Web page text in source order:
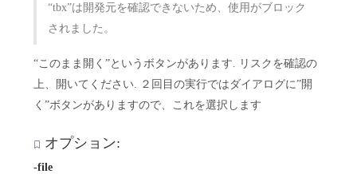
“tbx”は開発元を確認できないため、使用がブロック
されました。
“このまま開く”というボタンがあります. リスクを確認の
上、開いてください. ２回目の実行ではダイアログに”開
く”ボタンがありますので、これを選択します
オプション:
-file